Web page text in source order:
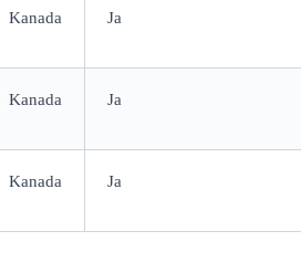
Kanada Ja
Kanada Ja
Kanada Ja